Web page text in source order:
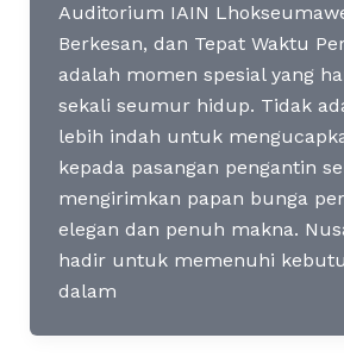
Auditorium IAIN
Berkesan, dan Tepat Waktu
adalah momen spesial yang
sekali seumur hidup. Tidak
lebih indah untuk
kepada pasangan pengantin
mengirimkan papan bunga
elegan dan penuh makna.
hadir untuk memenuhi
dalam